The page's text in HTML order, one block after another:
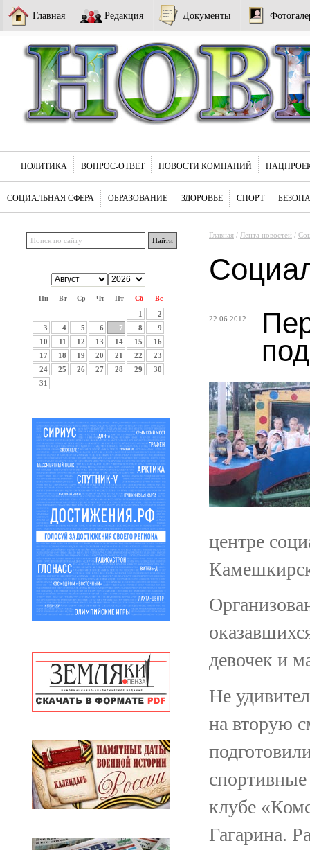
Главная Редакция Документы
ПОЛИТИКА ВОПРОС-ОТВЕТ НОВОСТИ КОМПАНИЙ
СОЦИАЛЬНАЯ СФЕРА ОБРАЗОВАНИЕ ЗДОРОВЬЕ СПОРТ
Пн Вт Ср Чт Пт Сб Вс
1
2
3
4 5 6 7 8
9
10
11 12 13 14 15
16
17
18 19 20 21 22
23
24
25 26 27 28 29
30
31
Главная / Лента новостей /
22.06.2012
центре
девочек и
Не
на вторую
клубе
Гагарина.